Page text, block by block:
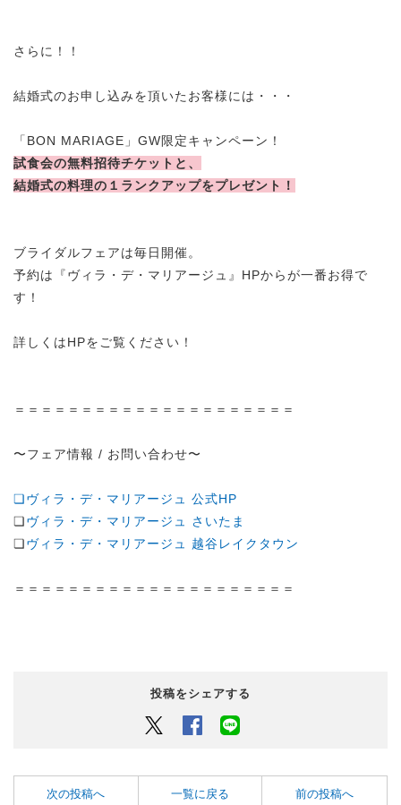
さらに！！
結婚式のお申し込みを頂いたお客様には・・・
「BON MARIAGE」GW限定キャンペーン！
試食会の無料招待チケットと、
結婚式の料理の１ランクアップをプレゼント！
ブライダルフェアは毎日開催。
予約は『ヴィラ・デ・マリアージュ』HPからが一番お得で
す！
詳しくはHPをご覧ください！
＝＝＝＝＝＝＝＝＝＝＝＝＝＝＝＝＝＝＝＝＝
〜フェア情報 / お問い合わせ〜
❏ヴィラ・デ・マリアージュ 公式HP
❏ヴィラ・デ・マリアージュ さいたま
❏ヴィラ・デ・マリアージュ 越谷レイクタウン
＝＝＝＝＝＝＝＝＝＝＝＝＝＝＝＝＝＝＝＝＝
投稿をシェアする
Twitter Facebook
次の投稿へ 一覧に戻る 前の投稿へ